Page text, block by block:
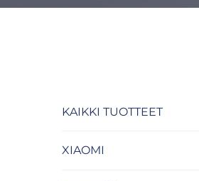
KAIKKI TUOTTEET
XIAOMI